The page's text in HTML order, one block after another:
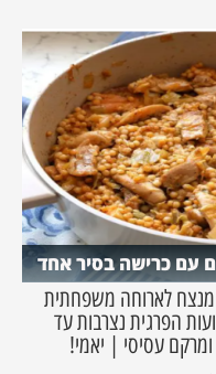
עם כרישה בסיר אחד
מנצח לארוחה משפחתית
הפרגית נצרבות עד
עסיסי | יאמי!